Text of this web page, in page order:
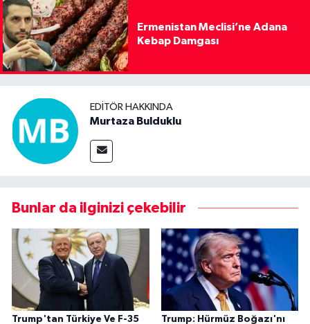
Ermenistan Meclisi’ne Adana
Kebap Damgası
EDITÖR HAKKINDA
Murtaza Bulduklu
Bunlar da ilginizi çekebilir
Trump'tan Türkiye Ve F-35
Trump: Hürmüz Boğazı'nı